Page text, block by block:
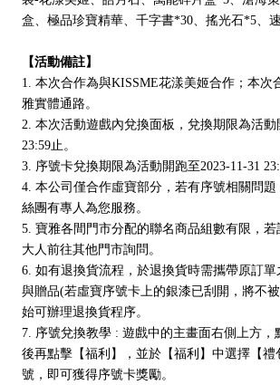
盒、極品珍寶精華、千字書*30、搖光石*5、速
【活動備註】
1. 本次合作為與KISSME花漾美姬合作；本次
雅實體通路。
2. 本次活動遊戲內兌換面板，兌換期限為活動
23:59止。
3. 序號卡兌換期限為活動開跑至2023-11-31
4. 本公司僅合作虛寶部分，若有序號相關問
絲團有專人為您服務。
5. 寶雅各間門市分配的聯名商品組數有限，
大人前往其他門市詢問。
6. 如有退換貨流程，於退換貨時需攜帶原訂
與贈品(若虛寶序號卡上的銀漆已刮開，將不
始可辦理退換貨程序。
7. 序號兌換教學 : 遊戲中的主畫面右側上方，
後再點擊【福利】，並於【福利】中選擇【禮
號，即可獲得序號卡獎勵。